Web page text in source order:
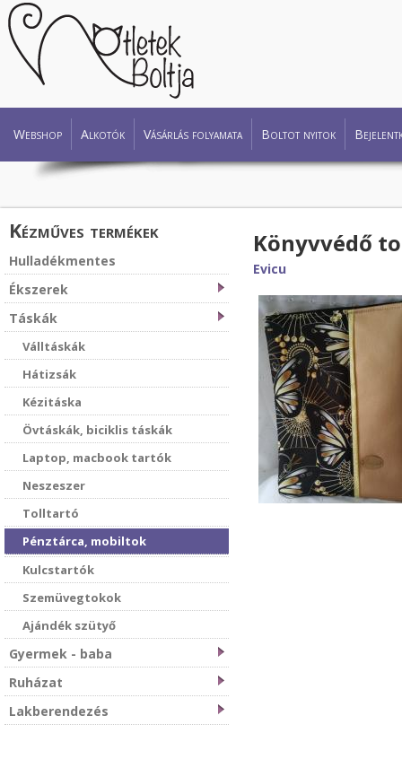
Webshop Alkotók Vásárlás folyamata Boltot nyitok
Kézműves termékek
Hulladékmentes
Ékszerek
Táskák
Válltáskák
Hátizsák
Kézitáska
Övtáskák, biciklis táskák
Laptop, macbook tartók
Neszeszer
Tolltartó
Pénztárca, mobiltok
Kulcstartók
Szemüvegtokok
Ajándék szütyő
Gyermek - baba
Ruházat
Lakberendezés
Könyvvédő
Evicu